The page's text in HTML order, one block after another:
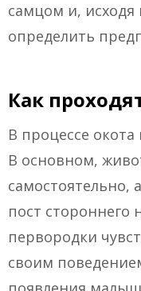
самцом и,
определить
Как
В процессе
В основном,
самостоятельно,
пост стороннего
первородки
своим